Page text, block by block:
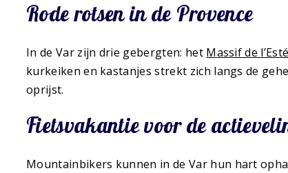
Rode rotsen in de Provence
In de Var zijn drie gebergten: het Massif de
kurkeiken en kastanjes strekt zich langs de
oprijst.
Fietsvakantie voor de
Mountainbikers kunnen in de Var hun hart